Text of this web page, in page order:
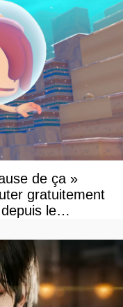
de ça »
gratuitement
le